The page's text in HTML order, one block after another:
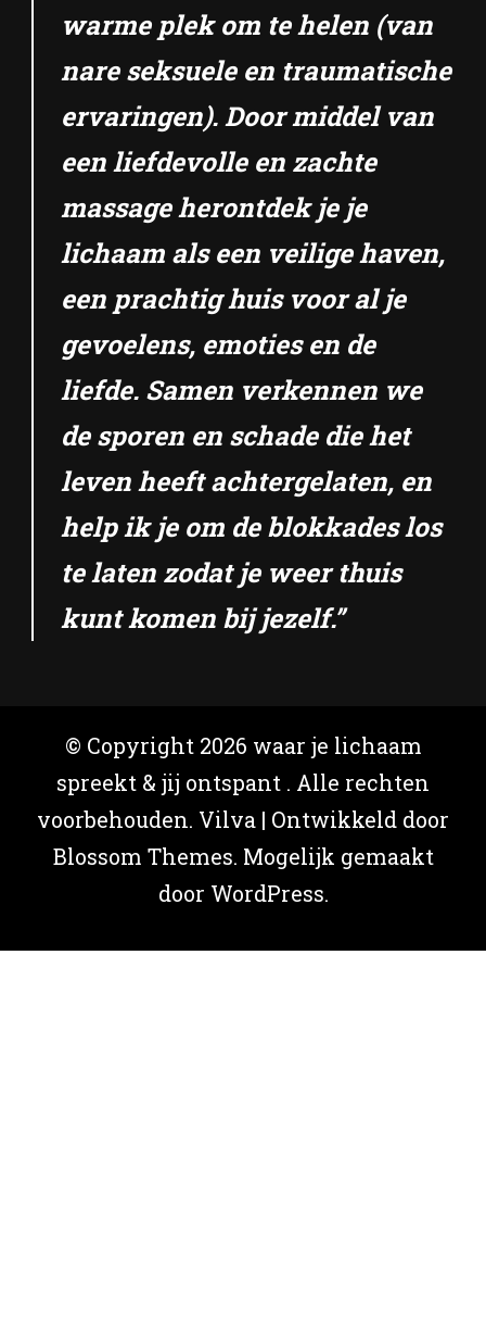
warme plek om te helen (van
nare seksuele en traumatische
ervaringen). Door middel van
een liefdevolle en zachte
massage herontdek je je
lichaam als een veilige haven,
een prachtig huis voor al je
gevoelens, emoties en de
liefde. Samen verkennen we
de sporen en schade die het
leven heeft achtergelaten, en
help ik je om de blokkades los
te laten zodat je weer thuis
kunt komen bij jezelf.”
© Copyright 2026 waar je lichaam
spreekt & jij ontspant . Alle rechten
voorbehouden. Vilva | Ontwikkeld door
Blossom Themes. Mogelijk gemaakt
door WordPress.